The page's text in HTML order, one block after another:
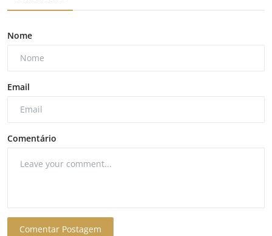
Nome
Email
Comentário
Comentar Postagem